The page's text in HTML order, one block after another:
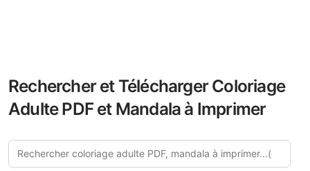
Rechercher et Télécharger Coloriage
Adulte PDF et Mandala à Imprimer